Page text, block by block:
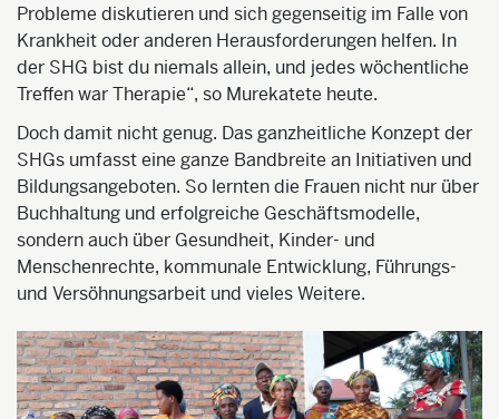
Probleme diskutieren und sich gegenseitig im Falle von
Krankheit oder anderen Herausforderungen helfen. In
der SHG bist du niemals allein, und jedes wöchentliche
Treffen war Therapie“, so Murekatete heute.
Doch damit nicht genug. Das ganzheitliche Konzept der
SHGs umfasst eine ganze Bandbreite an Initiativen und
Bildungsangeboten. So lernten die Frauen nicht nur über
Buchhaltung und erfolgreiche Geschäftsmodelle,
sondern auch über Gesundheit, Kinder- und
Menschenrechte, kommunale Entwicklung, Führungs-
und Versöhnungsarbeit und vieles Weitere.